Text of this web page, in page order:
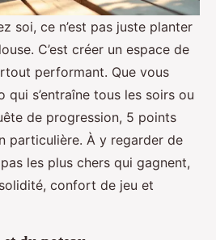
soi, ce n’est pas juste planter
C’est créer un espace de
performant. Que vous
qui s’entraîne tous les soirs ou
de progression, 5 points
particulière. À y regarder de
les plus chers qui gagnent,
confort de jeu et